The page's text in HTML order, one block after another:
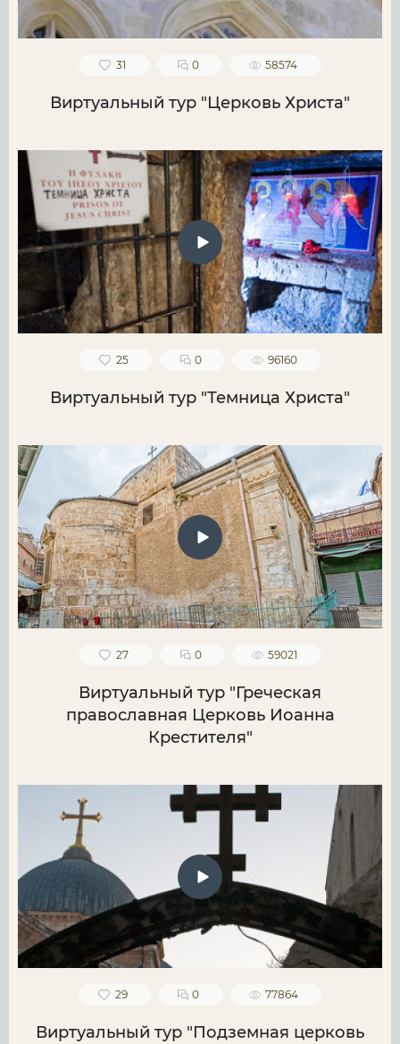
31 0 58574
Виртуальный тур "Церковь Христа"
25 0 96160
Виртуальный тур "Темница Христа"
27 0 59021
Виртуальный тур "Греческая
православная Церковь Иоанна
Крестителя"
29 0 77864
Виртуальный тур "Подземная церковь